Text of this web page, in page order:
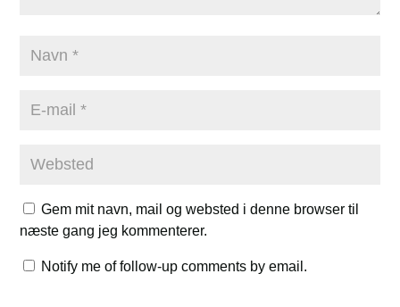
Gem mit navn, mail og websted i denne browser til
næste gang jeg kommenterer.
Notify me of follow-up comments by email.